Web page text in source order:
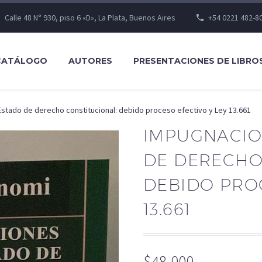
Calle 48 N° 930, piso 6 «D», La Plata, Buenos Aires +54 0221 482-
AUTORES PRESENTACIONES DE
de derecho constitucional: debido proceso efectivo y Ley 13.661
DE
DEBIDO
13.661